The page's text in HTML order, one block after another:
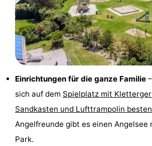
Texel
Sluftervallei
Strandhuys
Villapark
Residentie
Texel
Villapark
Vogelmient
Hotels
Zimmer
(mit
Lastminutes
Einrichtungen für die ganze Familie
sich auf dem Spielplatz mit
Sandkasten und Lufttrampolin
Angelfreunde gibt es einen Angelsee
Park.